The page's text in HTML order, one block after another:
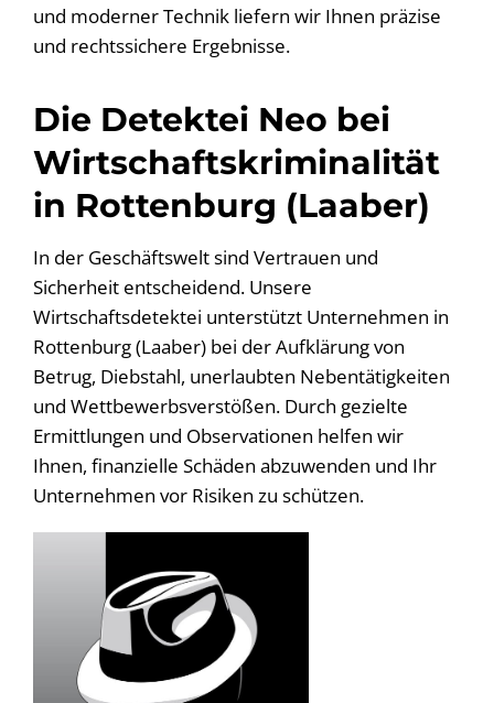
und moderner Technik liefern wir Ihnen präzise
und rechtssichere Ergebnisse.
Die Detektei Neo bei
Wirtschaftskriminalität
in Rottenburg (Laaber)
In der Geschäftswelt sind Vertrauen und
Sicherheit entscheidend. Unsere
Wirtschaftsdetektei unterstützt Unternehmen in
Rottenburg (Laaber) bei der Aufklärung von
Betrug, Diebstahl, unerlaubten Nebentätigkeiten
und Wettbewerbsverstößen. Durch gezielte
Ermittlungen und Observationen helfen wir
Ihnen, finanzielle Schäden abzuwenden und Ihr
Unternehmen vor Risiken zu schützen.